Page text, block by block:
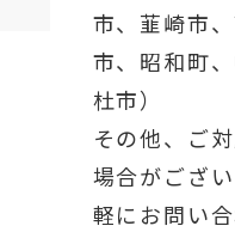
市、韮崎市
市、昭和町
杜市）
その他、ご
場合がござ
軽にお問い